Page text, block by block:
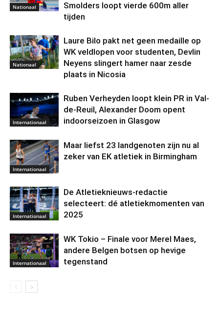
Nationaal
Smolders loopt vierde 600m aller
tijden
Nationaal
Laure Bilo pakt net geen medaille op
WK veldlopen voor studenten, Devlin
Neyens slingert hamer naar zesde
plaats in Nicosia
Internationaal
Ruben Verheyden loopt klein PR in Val-
de-Reuil, Alexander Doom opent
indoorseizoen in Glasgow
Internationaal
Maar liefst 23 landgenoten zijn nu al
zeker van EK atletiek in Birmingham
Internationaal
De Atletieknieuws-redactie
selecteert: dé atletiekmomenten van
2025
Internationaal
WK Tokio – Finale voor Merel Maes,
andere Belgen botsen op hevige
tegenstand